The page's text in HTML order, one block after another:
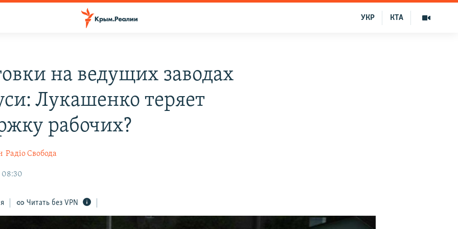
КТА
УКР
на ведущих заводах
Лукашенко теряет
рабочих?
Радіо Свобода
08:30
Читать без VPN